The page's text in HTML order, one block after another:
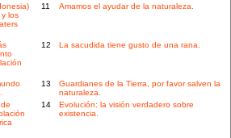
los
11 Amamos el ayudar de la naturaleza.
12 La sacudida tiene gusto de una rana.
13
Guardianes de la Tierra, por favor salven la
naturaleza.
14
Evolución: la visión verdadero sobre
existencia.